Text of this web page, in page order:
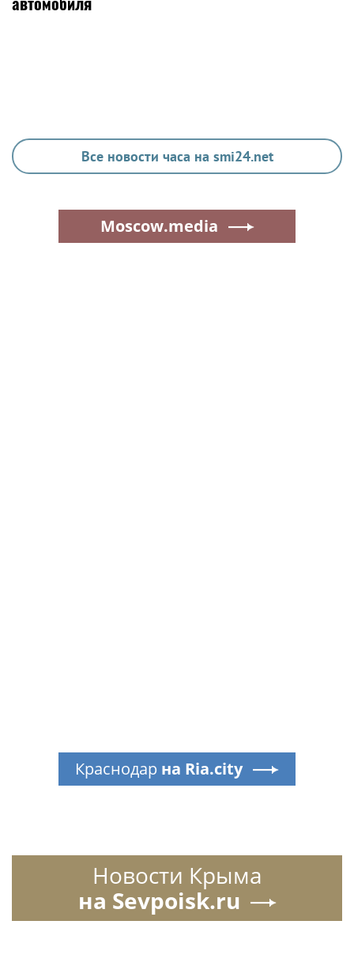
Все новости часа на smi24.net
Moscow.media
Краснодар на Ria.city
Новости Крыма
на Sevpoisk.ru